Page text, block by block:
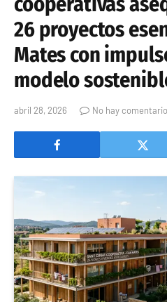
26 proyectos
Mates con
modelo
abril 28, 2026 No hay